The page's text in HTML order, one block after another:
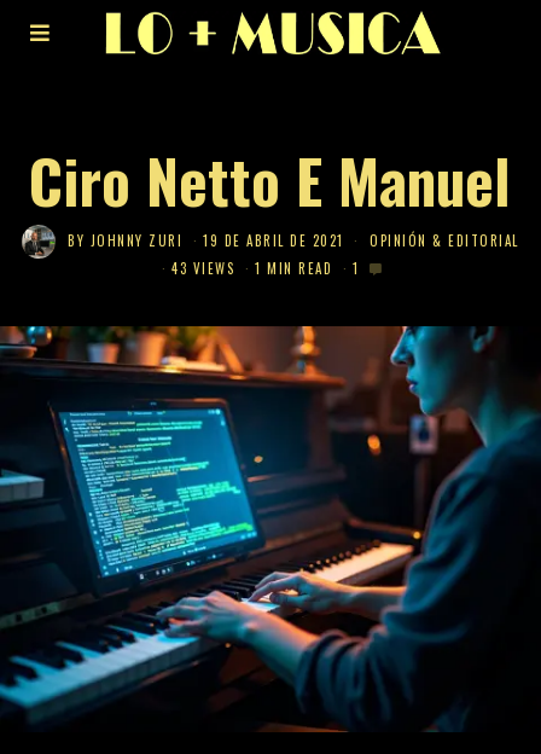
Ciro Netto E Manuel
BY JOHNNY ZURI 19 DE ABRIL DE 2021
OPINIÓN & EDITORIAL
43 VIEWS
1 MIN READ 1